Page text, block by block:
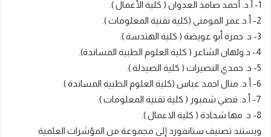
1- أ.د. أحمد صامد العدوان ( كلية الأعمال ).
2-
أ.د.عمر المومني (كلية تقنية المعلومات ).
3-
د. حمزة أبو عويضة ( كلية الهندسة ).
4-
د.ولهان الشاعر ( كلية العلوم الطبية المساندة).
5- د. حمدي النصيرات ( كلية الصيدلة ).
6- أ.د. منال احمد عباس (كلية العلوم الطبية المساندة ).
7-
أ.د. قصي شمبور ( كلية تقنية المعلومات ).
8- د. مها شحادة ( كلية الاعمال ).
ويستند تصنيف ستانفورد إلى مجموعة من المؤشرات العلمية